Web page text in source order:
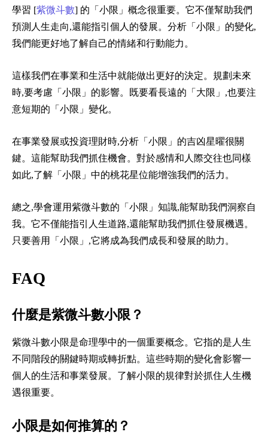
學習 [紫微斗數] 的「小限」概念很重要。它不僅幫助我們
預測人生走向,還能指引個人的發展。分析「小限」的變化,
我們能更好地了解自己的情緒和行動能力。
這樣我們在事業和生活中就能做出更好的決定。規劃未來
時,要考慮「小限」的影響。既要看長遠的「大限」,也要注
意短期的「小限」變化。
在事業發展或投資理財時,分析「小限」的吉凶星曜很關
鍵。這能幫助我們抓住機會。對於感情和人際交往也同樣
如此,了解「小限」中的桃花星位能增強我們的活力。
總之,學會運用紫微斗數的「小限」知識,能幫助我們洞察自
我。它不僅能指引人生道路,還能幫助我們抓住發展機遇。
只要善用「小限」,它將成為我們成長和發展的助力。
FAQ
什麼是紫微斗數小限？
紫微斗數小限是命理學中的一個重要概念。它指的是人生
不同階段的關鍵時期或轉折點。這些時期的變化會影響一
個人的生活和事業發展。了解小限的規律對於抓住人生機
遇很重要。
小限是如何推算的？